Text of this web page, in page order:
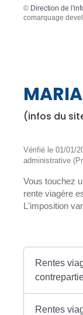
© Direction de
comarquage
(infos du
Vérifié le 01/01/
administrative
Vous touchez
rente viagère
L'imposition
Rentes
Rentes